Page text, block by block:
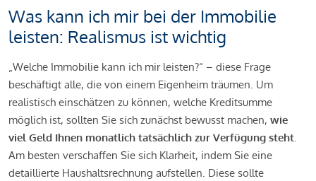
Was kann ich mir bei der Immobilie
leisten: Realismus ist wichtig
„Welche Immobilie kann ich mir leisten?“ – diese Frage
beschäftigt alle, die von einem Eigenheim träumen. Um
realistisch einschätzen zu können, welche Kreditsumme
möglich ist, sollten Sie sich zunächst bewusst machen, wie
viel Geld Ihnen monatlich tatsächlich zur Verfügung steht.
Am besten verschaffen Sie sich Klarheit, indem Sie eine
detaillierte Haushaltsrechnung aufstellen. Diese sollte